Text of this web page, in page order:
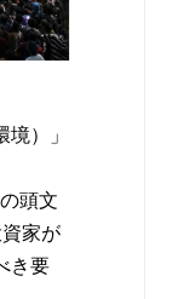
）」
頭文
家が
き要